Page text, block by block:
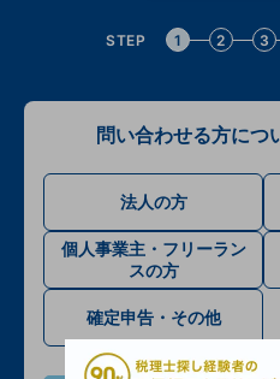
STEP 1 2 3
問い合わせる方につ
法人の方
個人事業主・フリーラン
スの方
確定申告・その他